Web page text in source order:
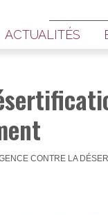
ACTUALITÉS
CONTRE LA